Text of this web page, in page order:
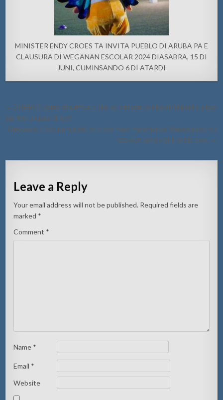
MINISTER ENDY CROES TA INVITA PUEBLO DI ARUBA PA E
CLAUSURA DI WEGANAN ESCOLAR 2024 DIASABRA, 15 DI
JUNI, CUMINSANDO 6 DI ATARDI
Post
navigation
← [VIDEO] Dama chauffeur a slip na e birada pariba di Airport y a bay
dal riba un palo di lus!
Ambulans a bay pa turista cu a bira malo manehando Waverunner y a
cay den lama y guli basta awa. →
Leave a Reply
Your email address will not be published. Required fields are
marked *
Comment *
Name *
Email *
Website